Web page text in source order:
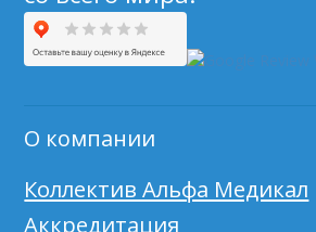
О компании
Коллектив Альфа Медикал
Аккредитация